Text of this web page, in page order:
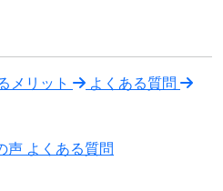
メリット よくある質問
声 よくある質問